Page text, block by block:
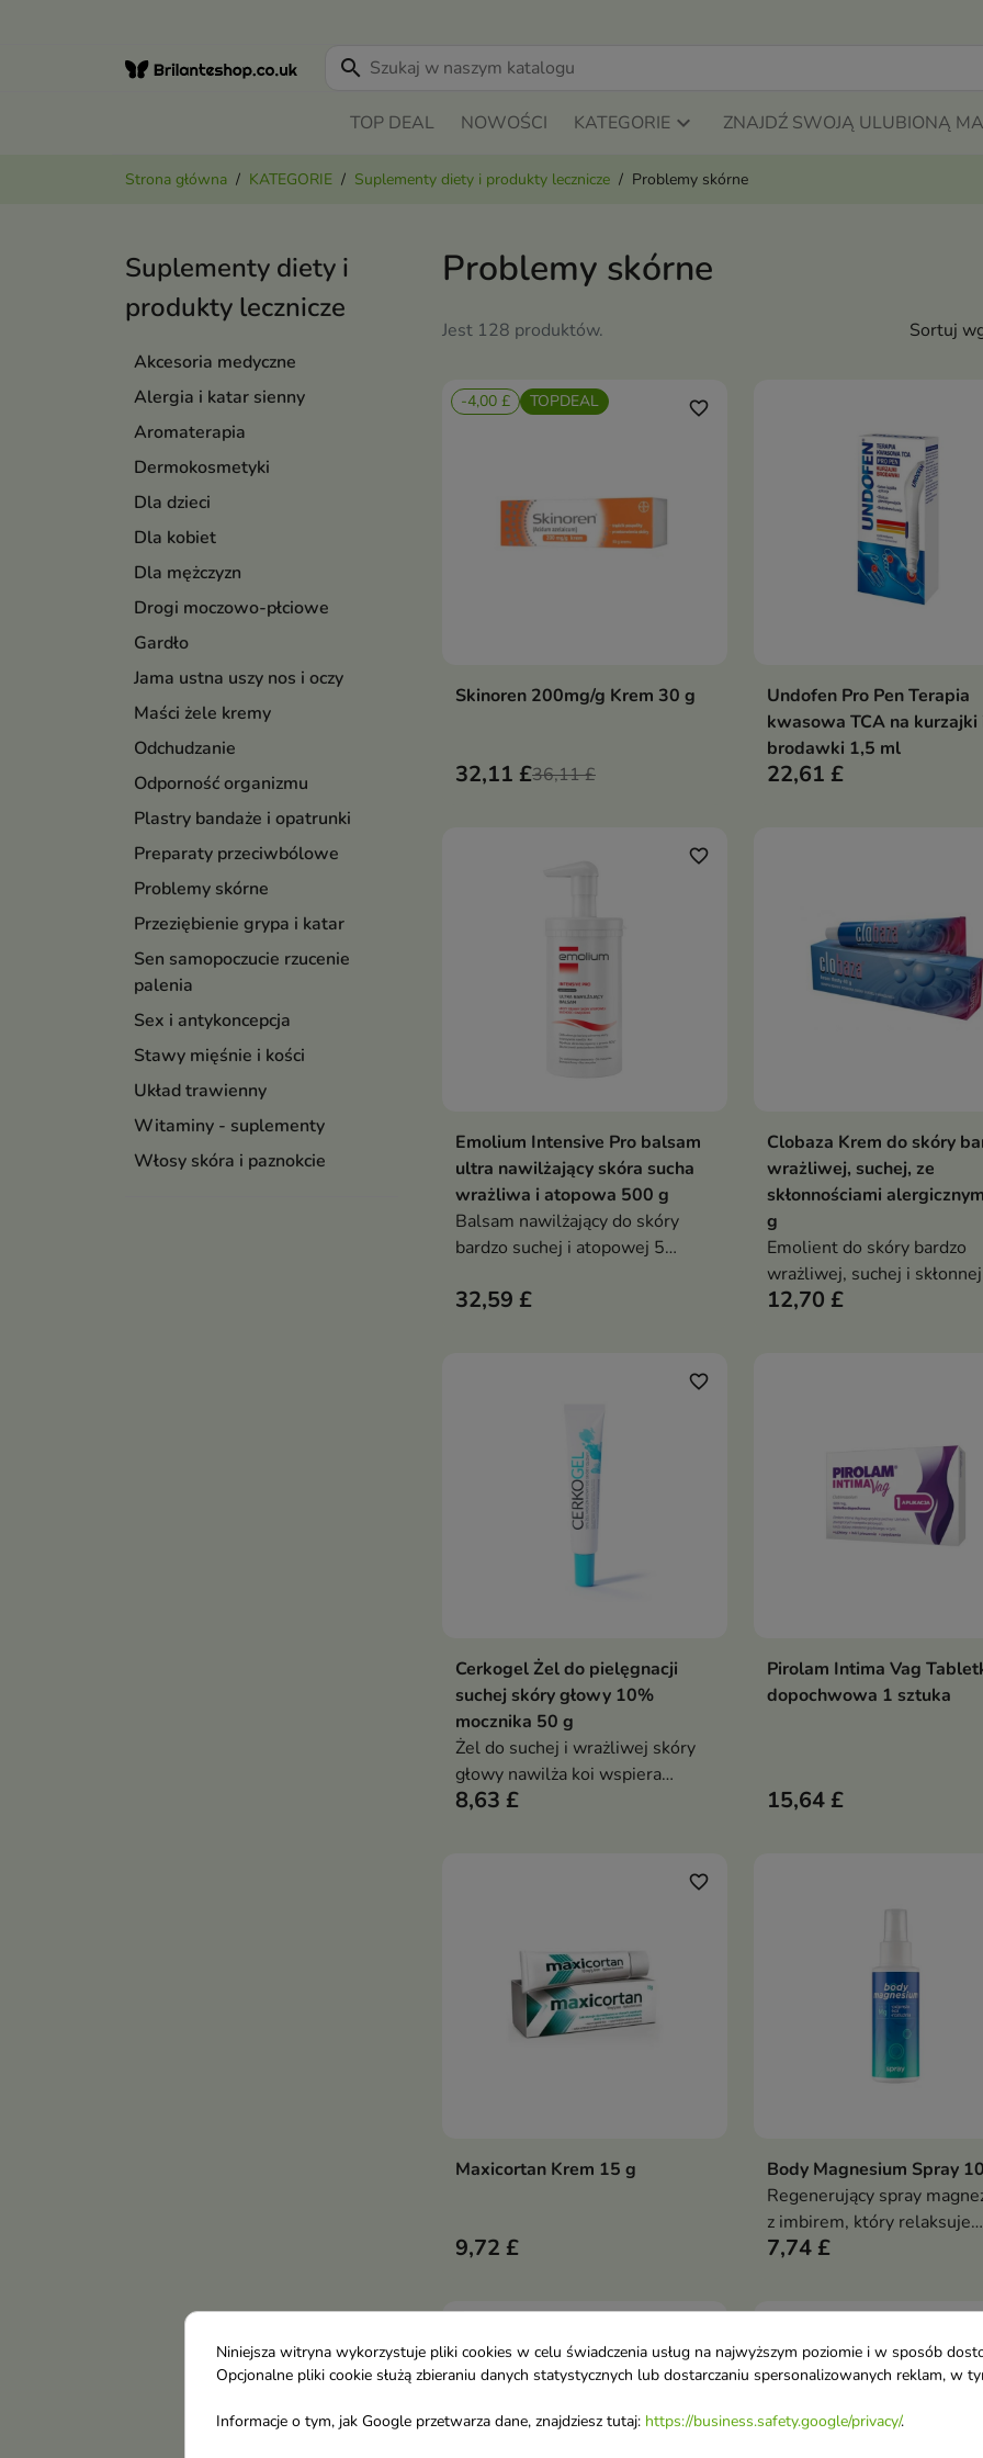
search
TOP DEAL NOWOŚCI KATEGORIE ZNAJDŹ SWOJĄ ULUBIONĄ
Strona główna KATEGORIE Suplementy diety i produkty lecznicze Problemy skórne
Suplementy diety i
produkty lecznicze
Akcesoria medyczne
Alergia i katar sienny
Aromaterapia
Dermokosmetyki
Dla dzieci
Dla kobiet
Dla mężczyzn
Drogi moczowo-płciowe
Gardło
Jama ustna uszy nos i oczy
Maści żele kremy
Odchudzanie
Odporność organizmu
Plastry bandaże i opatrunki
Preparaty przeciwbólowe
Problemy skórne
Przeziębienie grypa i katar
Sen samopoczucie rzucenie
palenia
Sex i antykoncepcja
Stawy mięśnie i kości
Układ trawienny
Witaminy - suplementy
Włosy skóra i paznokcie
Problemy skórne
Jest 128 produktów. Sortuj
-4,00 £ TOPDEAL
Dodaj do koszyka
favorite_border
Skinoren 200mg/g Krem 30 g
32,11 £36,11 £
Dodaj do
Undofen Pro Pen Terapia
kwasowa TCA na kurzajki
brodawki 1,5 ml
22,61 £
Dodaj do koszyka
favorite_border
Emolium Intensive Pro balsam
ultra nawilżający skóra sucha
wrażliwa i atopowa 500 g
Balsam nawilżający do skóry
bardzo suchej i atopowej 5
nawilżenie do 40 godzin bez
32,59 £
Dodaj do
Clobaza Krem do skóry
wrażliwej, suchej, ze
skłonnościami
g
Emolient do skóry bardzo
wrażliwej, suchej i
alergii. Intensywnie nawilża i
12,70 £
Dodaj do koszyka
favorite_border
Cerkogel Żel do pielęgnacji
suchej skóry głowy 10%
mocznika 50 g
Żel do suchej i wrażliwej skóry
głowy nawilża koi wspiera
złuszczanie pomocny przy
8,63 £
Dodaj do
Pirolam Intima Vag
dopochwowa 1 sztuka
15,64 £
 Dodaj do koszyka
favorite_border
Maxicortan Krem 15 g
9,72 £
Dodaj do
Body Magnesium Spray
Regenerujący spray
z imbirem, który relaksuje
mięśnie, łagodzi napięcia i
7,74 £
Niniejsza witryna wykorzystuje pliki cookies w celu świadczenia usług na najwyższym poziomie i w sposób
Opcjonalne pliki cookie służą zbieraniu danych statystycznych lub dostarczaniu spersonalizowanych reklam, w
Informacje o tym, jak Google przetwarza dane, znajdziesz tutaj: https://business.safety.google/privacy/.